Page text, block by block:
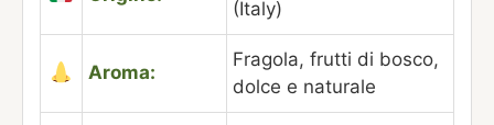
(Italy)
Aroma:
Fragola, frutti di bosco,
dolce e naturale